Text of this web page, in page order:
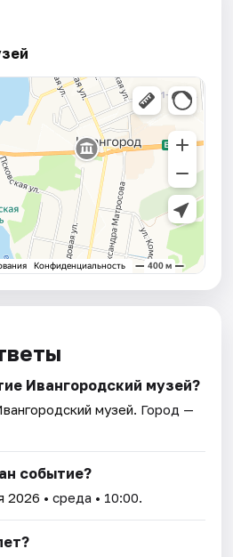
Ивангородский музей?
музей. Город —
событие?
2026 • среда • 10:00.